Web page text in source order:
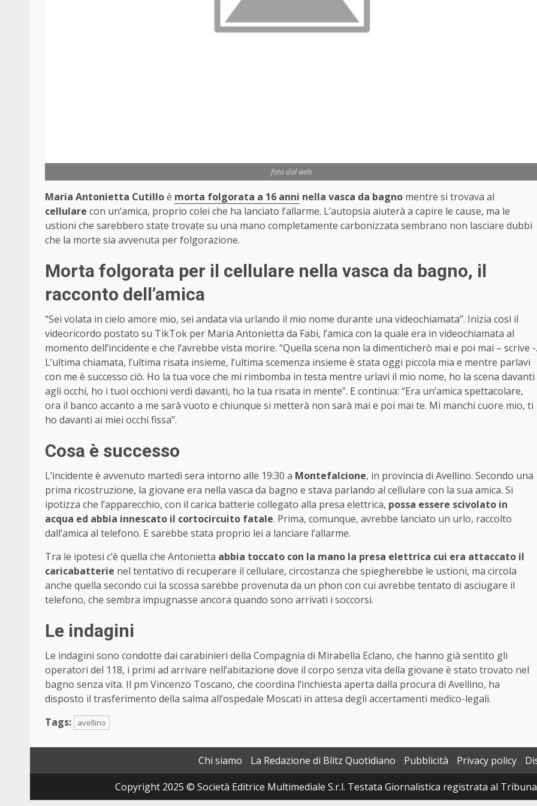
foto dal web
Maria Antonietta Cutilloè morta folgorata a 16 anni nella vasca da bagno mentre si trovava al
cellulare con un’amica, proprio colei che ha lanciato l’allarme. L’autopsia aiuterà a capire le cause, ma le
ustioni che sarebbero state trovate su una mano completamente carbonizzata sembrano non lasciare dubbi
che la morte sia avvenuta per folgorazione.
Morta folgorata per il cellulare nella vasca da bagno, il
racconto dell’amica
“Sei volata in cielo amore mio, sei andata via urlando il mio nome durante una videochiamata”. Inizia così il
videoricordo postato su TikTok per Maria Antonietta da Fabi, l’amica con la quale era in videochiamata al
momento dell’incidente e che l’avrebbe vista morire. “Quella scena non la dimenticherò mai e poi mai – scrive -.
L’ultima chiamata, l’ultima risata insieme, l’ultima scemenza insieme è stata oggi piccola mia e mentre parlavi
con me è successo ciò. Ho la tua voce che mi rimbomba in testa mentre urlavi il mio nome, ho la scena davanti
agli occhi, ho i tuoi occhioni verdi davanti, ho la tua risata in mente”. E continua: “Era un’amica spettacolare,
ora il banco accanto a me sarà vuoto e chiunque si metterà non sarà mai e poi mai te. Mi manchi cuore mio, ti
ho davanti ai miei occhi fissa”.
Cosa è successo
L’incidente è avvenuto martedì sera intorno alle 19:30 a Montefalcione, in provincia di Avellino. Secondo una
prima ricostruzione, la giovane era nella vasca da bagno e stava parlando al cellulare con la sua amica. Si
ipotizza che l’apparecchio, con il carica batterie collegato alla presa elettrica, possa essere scivolato in
acqua ed abbia innescato il cortocircuito fatale. Prima, comunque, avrebbe lanciato un urlo, raccolto
dall’amica al telefono. E sarebbe stata proprio lei a lanciare l’allarme.
Tra le ipotesi c’è quella che Antonietta abbia toccato con la mano la presa elettrica cui era attaccato il
caricabatterie nel tentativo di recuperare il cellulare, circostanza che spiegherebbe le ustioni, ma circola
anche quella secondo cui la scossa sarebbe provenuta da un phon con cui avrebbe tentato di asciugare il
telefono, che sembra impugnasse ancora quando sono arrivati i soccorsi.
Le indagini
Le indagini sono condotte dai carabinieri della Compagnia di Mirabella Eclano, che hanno già sentito gli
operatori del 118, i primi ad arrivare nell’abitazione dove il corpo senza vita della giovane è stato trovato nel
bagno senza vita. Il pm Vincenzo Toscano, che coordina l’inchiesta aperta dalla procura di Avellino, ha
disposto il trasferimento della salma all’ospedale Moscati in attesa degli accertamenti medico-legali.
Tags:
avellino
Chi siamo La Redazione di Blitz Quotidiano Pubblicità Privacy policy
Copyright 2025 © Società Editrice Multimediale S.r.l. Testata Giornalistica registrata al